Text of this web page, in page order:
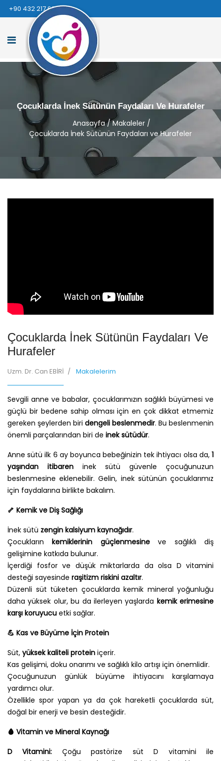
+90 432 217 66 66
Çocuklarda İnek Sütünün Faydaları Ve Hurafeler
Anasayfa / Makaleler /
Çocuklarda İnek Sütünün Faydaları ve Hurafeler
Çocuklarda İnek Sütünün Faydaları Ve
Hurafeler
Uzm. Dr. Can EBİRİ Makalelerim
Sevgili anne ve babalar, çocuklarımızın sağlıklı büyümesi ve
güçlü bir bedene sahip olması için en çok dikkat etmemiz
gereken şeylerden biri dengeli beslenmedir. Bu beslenmenin
önemli parçalarından biri de inek sütüdür.
Anne sütü ilk 6 ay boyunca bebeğinizin tek ihtiyacı olsa da, 1
yaşından itibaren inek sütü güvenle çocuğunuzun
beslenmesine eklenebilir. Gelin, inek sütünün çocuklarımız
için faydalarına birlikte bakalım.
🦴 Kemik ve Diş Sağlığı
İnek sütü zengin kalsiyum kaynağıdır.
Çocuklarınkemiklerinin güçlenmesineve sağlıklı diş
gelişimine katkıda bulunur.
İçerdiği fosfor ve düşük miktarlarda da olsa D vitamini
desteği sayesinde raşitizm riskini azaltır.
Düzenli süt tüketen çocuklarda kemik mineral yoğunluğu
daha yüksek olur, bu da ilerleyen yaşlarda kemik erimesine
karşı koruyucu etki sağlar.
💪 Kas ve Büyüme İçin Protein
Süt, yüksek kaliteli protein içerir.
Kas gelişimi, doku onarımı ve sağlıklı kilo artışı için önemlidir.
Çocuğunuzun günlük büyüme ihtiyacını karşılamaya
yardımcı olur.
Özellikle spor yapan ya da çok hareketli çocuklarda süt,
doğal bir enerji ve besin desteğidir.
🩸 Vitamin ve Mineral Kaynağı
D Vitamini: Çoğu pastörize süt D vitamini ile